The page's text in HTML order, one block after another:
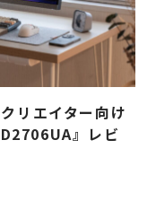
リエイター向け
』レビ